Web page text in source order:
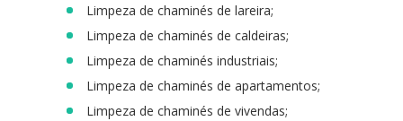
Limpeza de chaminés de lareira;
Limpeza de chaminés de caldeiras;
Limpeza de chaminés industriais;
Limpeza de chaminés de apartamentos;
Limpeza de chaminés de vivendas;